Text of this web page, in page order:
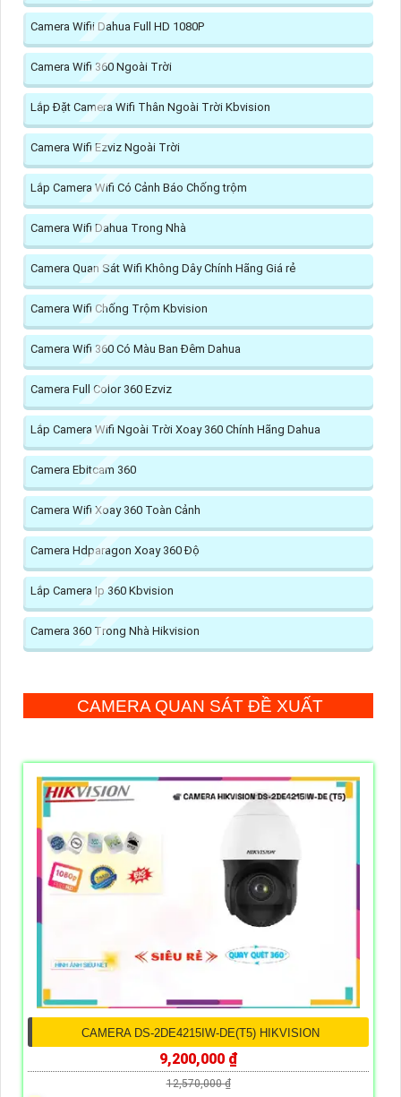
Camera Wifii Dahua Full HD 1080P
Camera Wifi 360 Ngoài Trời
Lắp Đặt Camera Wifi Thân Ngoài Trời Kbvision
Camera Wifi Ezviz Ngoài Trời
Lắp Camera Wifi Có Cảnh Báo Chống trộm
Camera Wifi Dahua Trong Nhà
Camera Quan Sát Wifi Không Dây Chính Hãng Giá rẻ
Camera Wifi Chống Trộm Kbvision
Camera Wifi 360 Có Màu Ban Đêm Dahua
Camera Full Color 360 Ezviz
Lắp Camera Wifi Ngoài Trời Xoay 360 Chính Hãng Dahua
Camera Ebitcam 360
Camera Wifi Xoay 360 Toàn Cảnh
Camera Hdparagon Xoay 360 Độ
Lắp Camera Ip 360 Kbvision
Camera 360 Trong Nhà Hikvision
CAMERA QUAN SÁT ĐỀ XUẤT
CAMERA DS-2DE4215IW-DE(T5) HIKVISION
9,200,000 ₫
12,570,000 ₫